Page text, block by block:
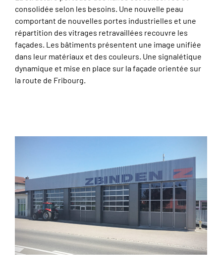
consolidée selon les besoins. Une nouvelle peau
comportant de nouvelles portes industrielles et une
répartition des vitrages retravaillées recouvre les
façades. Les bâtiments présentent une image unifiée
dans leur matériaux et des couleurs. Une signalétique
dynamique et mise en place sur la façade orientée sur
la route de Fribourg.